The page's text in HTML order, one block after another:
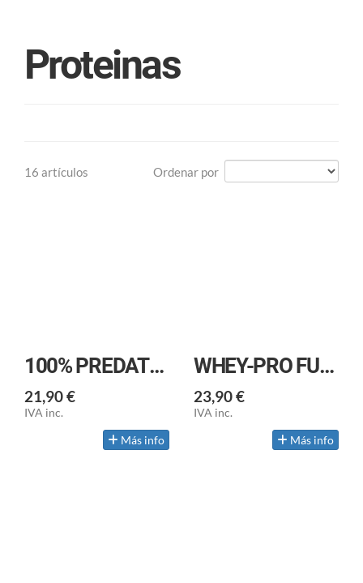
Proteinas
Ordenar por
16 artículos
100% PREDATOR PROTEIN
21,90 €
IVA inc.
Más info
WHEY-PRO FUSION PROTEIN
23,90 €
IVA inc.
Más info